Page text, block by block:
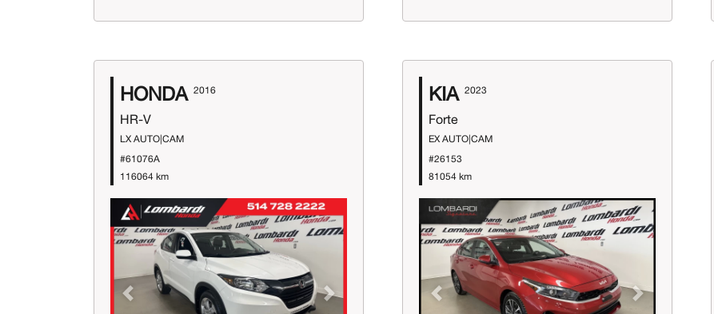
HONDA 2016
HR-V
LX AUTO|CAM
#61076A
116064 km
Previous Next
KIA 2023
Forte
EX AUTO|CAM
#26153
81054 km
Previous Next